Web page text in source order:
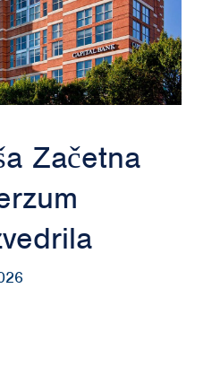
Začetna